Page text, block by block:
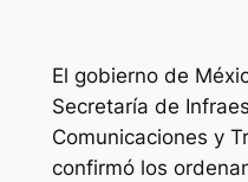
El gobierno de
Secretaría de
Comunicaciones y
confirmó los